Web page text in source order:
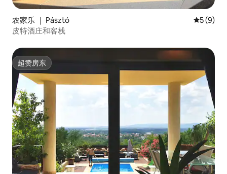
农家乐 ｜ Pásztó 平均评分
5 (9)
皮特酒庄和客栈
超赞房东
超赞房东